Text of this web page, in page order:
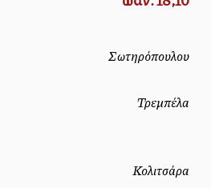
Σωτηρόπουλου
Τρεμπέλα
Κολιτσάρα